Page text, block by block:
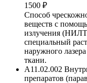
1500 ₽
Способ
веществ с
излучения
специальный
наружного
ткани.
A11.02.002
препаратов